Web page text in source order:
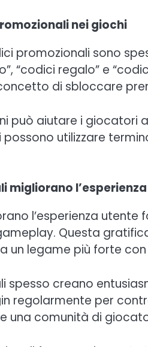
nei giochi
promozionali sono
“codici regalo” e
di sbloccare
può aiutare i giocatori
possono utilizzare
migliorano
l’esperienza
Questa
un legame più forte
spesso creano
regolarmente per
una comunità di